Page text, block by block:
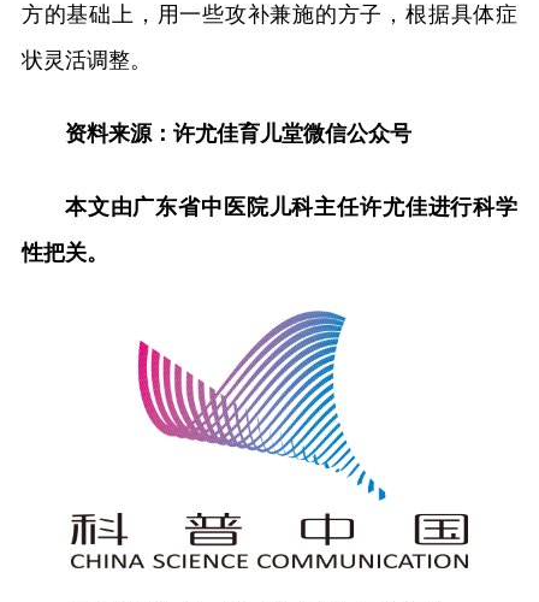
方的基础上，用一些攻补兼施的方子，根据具体症
状灵活调整。
资料来源：许尤佳育儿堂微信公众号
本文由广东省中医院儿科主任许尤佳进行科学
性把关。